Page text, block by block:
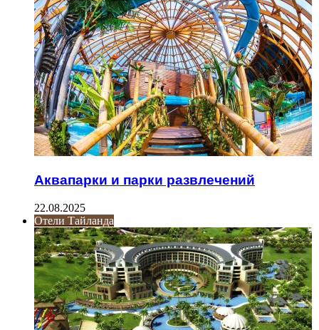
Аквапарки и парки развлечений
22.08.2025
Отели Тайланда